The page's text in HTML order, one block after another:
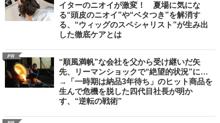
イターのニオイが激変！ 夏場に気にな
る“頭皮のニオイ”や“ベタつき”を解消す
る、“ウィッグのスペシャリスト”が生み出
した徹底ケアとは
PR
“順風満帆”な会社を父から受け継いだ矢
先、リーマンショックで“絶望的状況”に…
→「一時期は納品3年待ち」のヒット商品を
生んで危機を脱した四代目社長が明か
す、“逆転の戦術”